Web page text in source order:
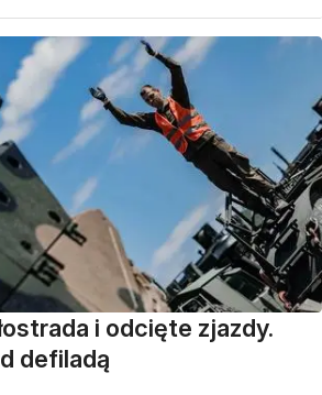
i odcięte zjazdy.
defiladą